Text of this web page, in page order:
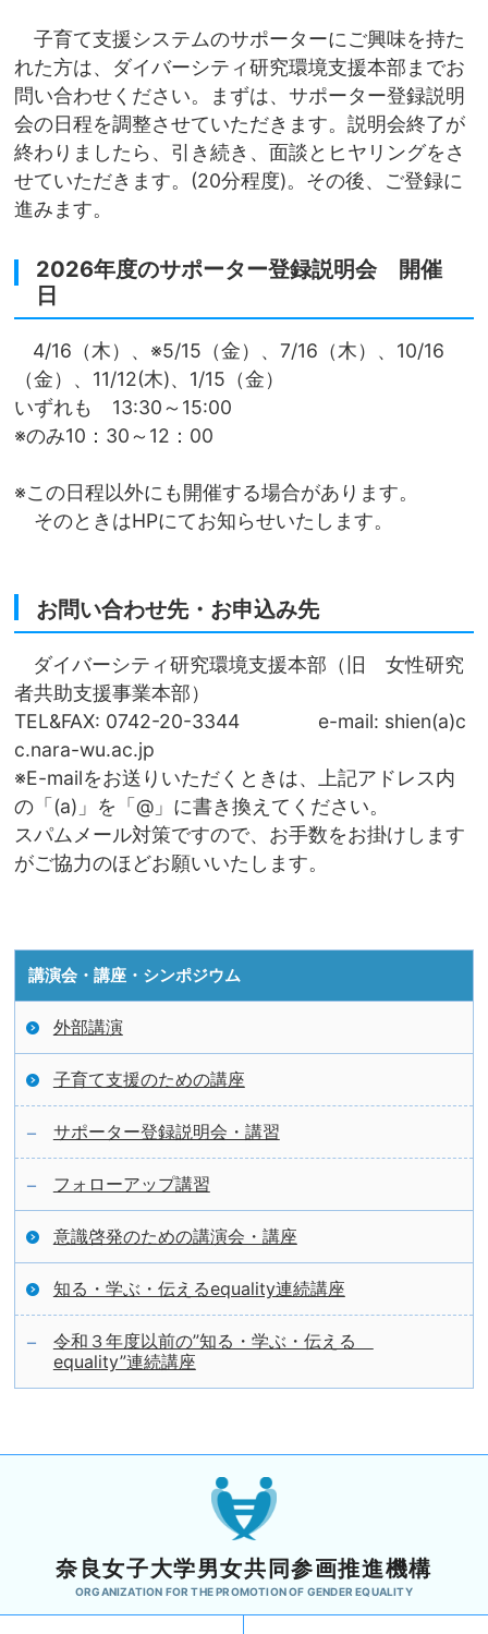
子育て支援システムのサポーターにご興味を持た
れた方は、ダイバーシティ研究環境支援本部までお
問い合わせください。まずは、サポーター登録説明
会の日程を調整させていただきます。説明会終了が
終わりましたら、引き続き、面談とヒヤリングをさ
せていただきます。(20分程度)。その後、ご登録に
進みます。
2026年度のサポーター登録説明会 開催
日
4/16（木）、※5/15（金）、7/16（木）、10/16
（金）、11/12(木)、1/15（金）
いずれも 13:30～15:00
※のみ10：30～12：00
※この日程以外にも開催する場合があります。
そのときはHPにてお知らせいたします。
お問い合わせ先・お申込み先
ダイバーシティ研究環境支援本部（旧 女性研究
者共助支援事業本部）
TEL&FAX: 0742-20-3344 e-mail: shien(a)c
c.nara-wu.ac.jp
※E-mailをお送りいただくときは、上記アドレス内
の「(a)」を「@」に書き換えてください。
スパムメール対策ですので、お手数をお掛けします
がご協力のほどお願いいたします。
講演会・講座・シンポジウム
外部講演
子育て支援のための講座
サポーター登録説明会・講習
フォローアップ講習
意識啓発のための講演会・講座
知る・学ぶ・伝えるequality連続講座
令和３年度以前の”知る・学ぶ・伝える
equality”連続講座
奈良女子大学男女共同参画推進機構
ORGANIZATION FOR THE PROMOTION OF GENDER EQUALITY